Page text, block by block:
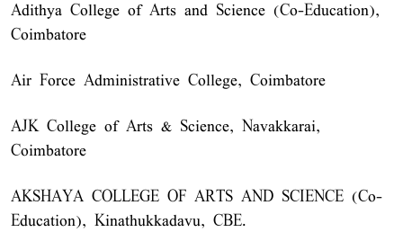
Adithya College of Arts and Science (Co-Education),
Coimbatore
Air Force Administrative College, Coimbatore
AJK College of Arts & Science, Navakkarai,
Coimbatore
AKSHAYA COLLEGE OF ARTS AND SCIENCE (Co-
Education), Kinathukkadavu, CBE.